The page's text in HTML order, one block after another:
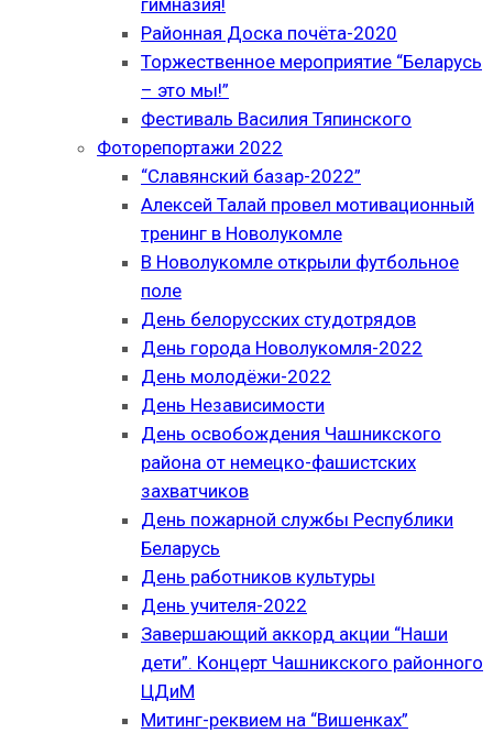
гимназия!
Районная Доска почёта-2020
Торжественное мероприятие “Беларусь
– это мы!”
Фестиваль Василия Тяпинского
Фоторепортажи 2022
“Славянский базар-2022”
Алексей Талай провел мотивационный
тренинг в Новолукомле
В Новолукомле открыли футбольное
поле
День белорусских студотрядов
День города Новолукомля-2022
День молодёжи-2022
День Независимости
День освобождения Чашникского
района от немецко-фашистских
захватчиков
День пожарной службы Республики
Беларусь
День работников культуры
День учителя-2022
Завершающий аккорд акции “Наши
дети”. Концерт Чашникского районного
ЦДиМ
Митинг-реквием на “Вишенках”